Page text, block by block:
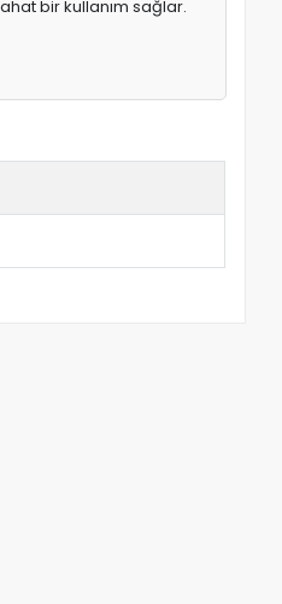
bir kullanım sağlar.